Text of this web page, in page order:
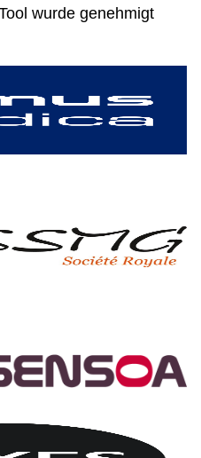
wurde genehmigt